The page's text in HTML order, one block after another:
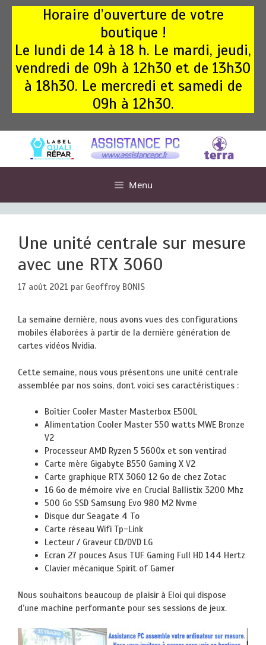
Aller
Horaire d’ouverture de votre
boutique !
Le lundi de 14 à 18 h. Le mardi, jeudi,
vendredi de 09h à 12h30 et de 13h30
à 18h30. Le mercredi et samedi de
09h à 12h30.
Menu
Une unité centrale sur mesure
avec une RTX 3060
17 août 2021 par Geoffroy BONIS
La semaine dernière, nous avons vues des configurations
mobiles élaborées à partir de la dernière génération de
cartes vidéos Nvidia.
Cette semaine, nous vous présentons une unité centrale
assemblée par nos soins, dont voici ses caractéristiques :
Boîtier Cooler Master Masterbox E500L
Alimentation Cooler Master 550 watts MWE Bronze
V2
Processeur AMD Ryzen 5 5600x et son ventirad
Carte mère Gigabyte B550 Gaming X V2
Carte graphique RTX 3060 12 Go de chez Zotac
16 Go de mémoire vive en Crucial Ballistix 3200 Mhz
500 Go SSD Samsung Evo 980 M2 Nvme
Disque dur Seagate 4 To
Carte réseau Wifi Tp-Link
Lecteur / Graveur CD/DVD LG
Ecran 27 pouces Asus TUF Gaming Full HD 144 Hertz
Clavier mécanique Spirit of Gamer
Nous souhaitons beaucoup de plaisir à Eloi qui dispose
d’une machine performante pour ses sessions de jeux.